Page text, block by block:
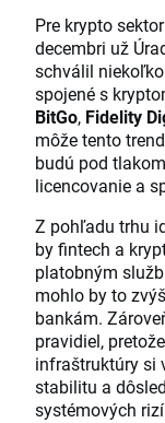
Pre krypto
decembri už
schválil
spojené s
BitGo, Fidelity
môže tento
budú pod
licencovanie a
Z pohľadu trhu
by fintech a
platobným
mohlo by to
bankám.
pravidiel,
infraštruktúry si
stabilitu a
systémových